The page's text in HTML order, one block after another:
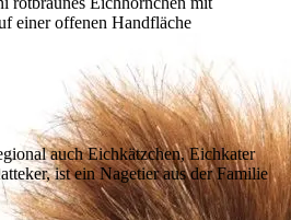
einer offenen Handfläche
auch Eichkätzchen, Eichkater
ist ein Nagetier aus der Familie